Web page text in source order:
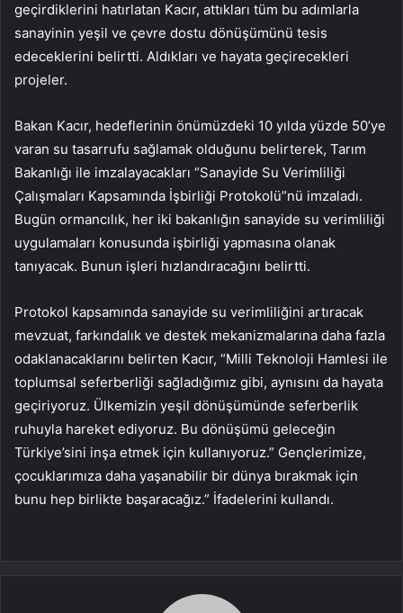
geçirdiklerini hatırlatan Kacır, attıkları tüm bu adımlarla
sanayinin yeşil ve çevre dostu dönüşümünü tesis
edeceklerini belirtti. Aldıkları ve hayata geçirecekleri
projeler.
Bakan Kacır, hedeflerinin önümüzdeki 10 yılda yüzde 50’ye
varan su tasarrufu sağlamak olduğunu belirterek, Tarım
Bakanlığı ile imzalayacakları “Sanayide Su Verimliliği
Çalışmaları Kapsamında İşbirliği Protokolü”nü imzaladı.
Bugün ormancılık, her iki bakanlığın sanayide su verimliliği
uygulamaları konusunda işbirliği yapmasına olanak
tanıyacak. Bunun işleri hızlandıracağını belirtti.
Protokol kapsamında sanayide su verimliliğini artıracak
mevzuat, farkındalık ve destek mekanizmalarına daha fazla
odaklanacaklarını belirten Kacır, “Milli Teknoloji Hamlesi ile
toplumsal seferberliği sağladığımız gibi, aynısını da hayata
geçiriyoruz. Ülkemizin yeşil dönüşümünde seferberlik
ruhuyla hareket ediyoruz. Bu dönüşümü geleceğin
Türkiye’sini inşa etmek için kullanıyoruz.” Gençlerimize,
çocuklarımıza daha yaşanabilir bir dünya bırakmak için
bunu hep birlikte başaracağız.” İfadelerini kullandı.